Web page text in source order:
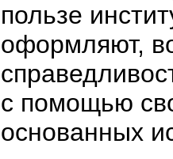
пользе
оформляют,
с помощью
основанных